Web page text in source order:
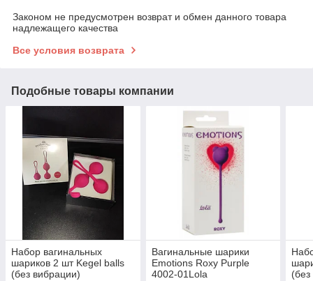
Законом не предусмотрен возврат и обмен данного товара
надлежащего качества
Все условия возврата
Подобные товары компании
Набор вагинальных
шариков 2 шт Kegel balls
(без вибрации)
Вагинальные шарики
Emotions Roxy Purple
4002-01Lola